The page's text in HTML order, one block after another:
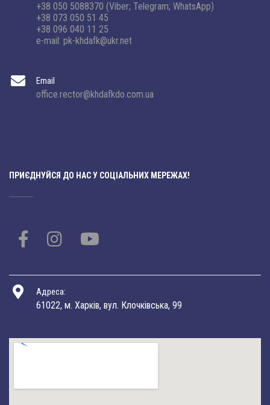
+38 050 5088370 (Viber; Telegram; WhatsApp)
+38 073 050 51 45
+38 096 040 11 25
e-mail: pk-khdafk@ukr.net
Email
office.rector@khdafkdo.com.ua
ПРИЄДНУЙСЯ ДО НАС У СОЦІАЛЬНИХ МЕРЕЖАХ!
Адреса:
61022, м. Харків, вул. Клочківська, 99